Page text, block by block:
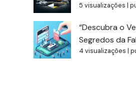
5 visualizações |
“Descubra o
Segredos da
4 visualizações |